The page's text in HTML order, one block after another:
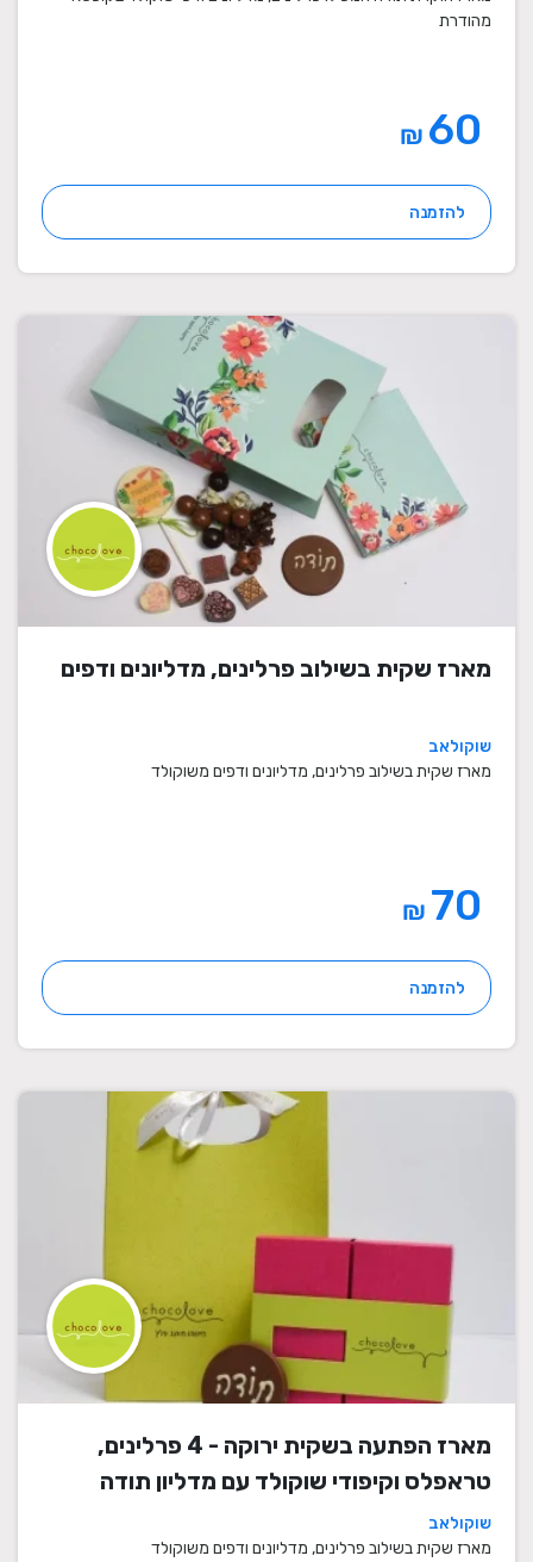
מהודרת
₪
להזמנה
מארז שקית בשילוב פרלינים, מדליונים ודפים
שוקולאב
מארז שקית בשילוב פרלינים, מדליונים ודפים משוקולד
₪
להזמנה
מארז הפתעה בשקית ירוקה - 4 פרלינים,
טראפלס וקיפודי שוקולד עם מדליון תודה
שוקולאב
מארז שקית בשילוב פרלינים, מדליונים ודפים משוקולד